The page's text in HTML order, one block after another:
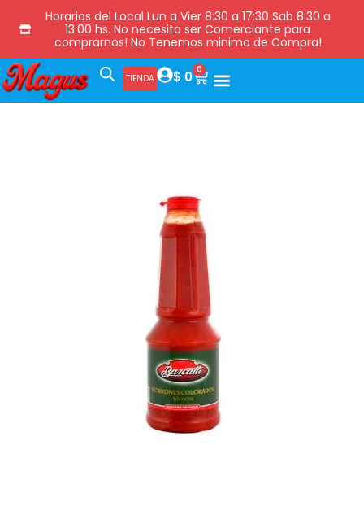
Horarios del Local Lun a Vier 8:30 a 17:30 Sab 8:30 a
13:00 hs. No necesita ser Comerciante para
comprarnos! No Tenemos minimo de Compra!
TIENDA $ 0 0